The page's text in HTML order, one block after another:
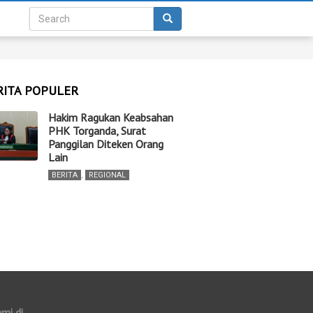
POPULER
Hakim Ragukan Keabsahan
PHK Torganda, Surat
Panggilan Diteken Orang
Lain
BERITA , REGIONAL